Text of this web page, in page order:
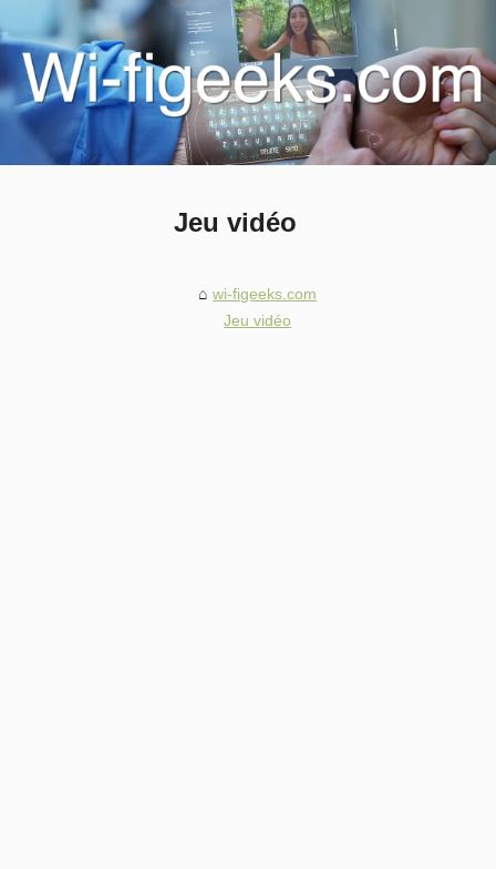
Jeu vidéo
wi-figeeks.com
Jeu vidéo